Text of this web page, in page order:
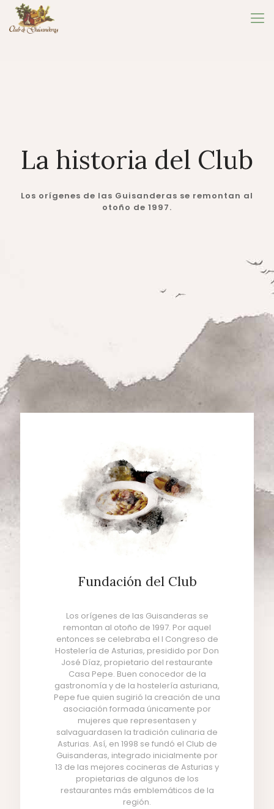
La historia del Club
Los orígenes de las Guisanderas se remontan al
otoño de 1997.
Fundación del Club
Los orígenes de las Guisanderas se
remontan al otoño de 1997. Por aquel
entonces se celebraba el I Congreso de
Hostelería de Asturias, presidido por Don
José Díaz, propietario del restaurante
Casa Pepe. Buen conocedor de la
gastronomía y de la hostelería asturiana,
Pepe fue quien sugirió la creación de una
asociación formada únicamente por
mujeres que representasen y
salvaguardasen la tradición culinaria de
Asturias. Así, en 1998 se fundó el Club de
Guisanderas, integrado inicialmente por
13 de las mejores cocineras de Asturias y
propietarias de algunos de los
restaurantes más emblemáticos de la
región.